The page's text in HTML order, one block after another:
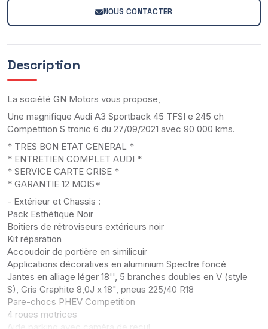
NOUS CONTACTER
Description
La société GN Motors vous propose,
Une magnifique Audi A3 Sportback 45 TFSI e 245 ch
Competition S tronic 6 du 27/09/2021 avec 90 000 kms.
* TRES BON ETAT GENERAL *
* ENTRETIEN COMPLET AUDI *
* SERVICE CARTE GRISE *
* GARANTIE 12 MOIS*
- Extérieur et Chassis :
Pack Esthétique Noir
Boitiers de rétroviseurs extérieurs noir
Kit réparation
Accoudoir de portière en similicuir
Applications décoratives en aluminium Spectre foncé
Jantes en alliage léger 18'', 5 branches doubles en V (style
S), Gris Graphite 8,0J x 18", pneus 225/40 R18
Pare-chocs PHEV Competition
4 roues motrices